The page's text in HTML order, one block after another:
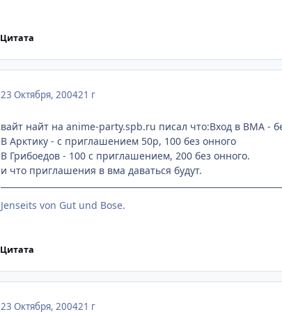
Цитата
23 Октября, 200421 г
вайт найт на anime-party.spb.ru писал что:Вход в ВМА -
В Арктику - с приглашением 50р, 100 без онного
В Грибоедов - 100 с приглашением, 200 без онного.
и что приглашения в вма даваться будут.
Jenseits von Gut und Bose.
Цитата
23 Октября, 200421 г